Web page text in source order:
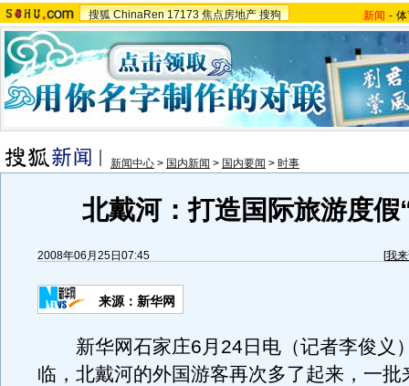
搜狐 ChinaRen 17173 焦点房地产 搜狗 新闻 -
新闻中心 > 国内新闻 > 国内要闻 > 时事
北戴河：打造国际旅游度假
2008年06月25日07:45 [我
来源：新华网
新华网石家庄6月24日电（记者李俊义
临，北戴河的外国游客再次多了起来，一批